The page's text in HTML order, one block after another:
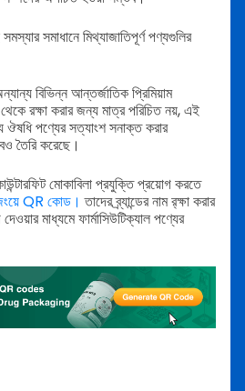
সমাধানে মিথ্যাজাতিপূর্ণ পণ্যগুলির
বিভিন্ন আন্তর্জাতিক প্রিমিয়াম
রক্ষা করার জন্য মাত্র পরিচিত নয়, এই
পণ্যের সত্যাংশ সনাক্ত করার
তৈরি করেছে।
মোকাবিলা প্রযুক্তি প্রয়োগ করতে
QR কোড।তাদের ব্র্যান্ডের নাম র‌্ক্ষা করার
মাধ্যমে ফার্মাসিউটিক্যাল পণ্যের